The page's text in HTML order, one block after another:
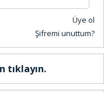
Üye ol
Şifremi unuttum?
tıklayın.